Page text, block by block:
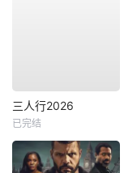
三人行2026
已完结